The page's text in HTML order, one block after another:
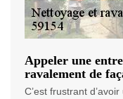
Appeler une
ravalement de
C’est frustrant